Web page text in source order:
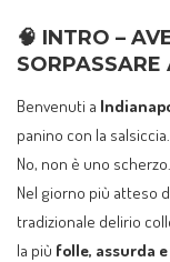
🧠 INTRO –
Benvenuti a
panino con la salsiccia.
No, non è uno scherzo.
Nel giorno più atteso
tradizionale delirio
la più folle, assurda